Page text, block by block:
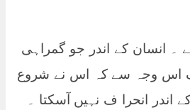
انسان کے اندر جو گمراہی
اس وجہ سے کہ اس نے شروع
اندر انحرا ف نہیں آسکتا ۔